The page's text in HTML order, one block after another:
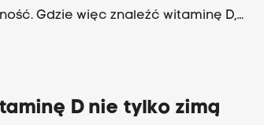
Gdzie więc znaleźć witaminę D,
D nie tylko zimą